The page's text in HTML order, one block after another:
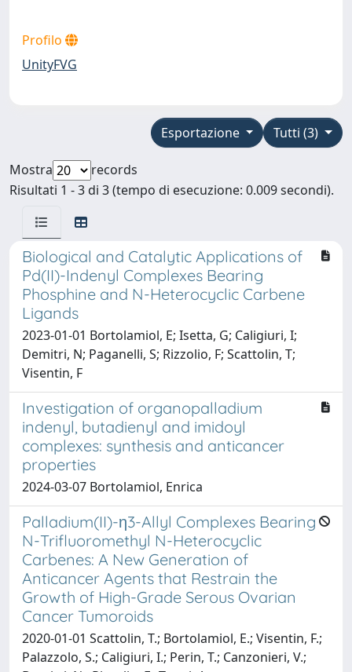
Profilo
UnityFVG
Tutti (3)
Esportazione
Mostra
records
Risultati 1 - 3 di 3 (tempo di esecuzione: 0.009 secondi).
Biological and Catalytic Applications of
Pd(II)-Indenyl Complexes Bearing
Phosphine and N-Heterocyclic Carbene
Ligands
2023-01-01 Bortolamiol, E; Isetta, G; Caligiuri, I;
Demitri, N; Paganelli, S; Rizzolio, F; Scattolin, T;
Visentin, F
Investigation of organopalladium
indenyl, butadienyl and imidoyl
complexes: synthesis and anticancer
properties
2024-03-07 Bortolamiol, Enrica
Palladium(II)-η3-Allyl Complexes Bearing
N-Trifluoromethyl N-Heterocyclic
Carbenes: A New Generation of
Anticancer Agents that Restrain the
Growth of High-Grade Serous Ovarian
Cancer Tumoroids
2020-01-01 Scattolin, T.; Bortolamiol, E.; Visentin, F.;
Palazzolo, S.; Caligiuri, I.; Perin, T.; Canzonieri, V.;